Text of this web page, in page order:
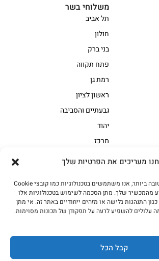
מעריכים את הפרטיות שלך
כדי לספק את החוויה הטובה ביותר, אנו משתמשים בטכנולוגיות כמו קובצי Cookie
מהמכשיר שלך. מתן הסכמה לשימוש בטכנולוגיות אלו
התנהגות גלישה או מזהים ייחודיים באתר זה. אי מתן
עלולים להשפיע לרעה על תפקודן של תכונות מסוימות.
קבל הכל
בשר בקר משובח
בשר למעשנת
חלקים אחוריים
מיוחדי מסורת1
משלוחי בשר
תל אביב
חולון
בני ברק
פתח תקווה
רמת גן
ראשון לציון
גבעתיים והסביבה
יהוד
מרכז